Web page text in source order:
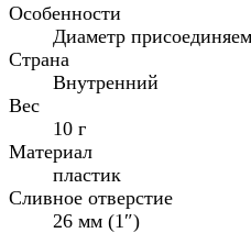
Особенности
Диаметр
Страна
Внутренний
Вес
10 г
Материал
пластик
Сливное отверстие
26 мм (1″)